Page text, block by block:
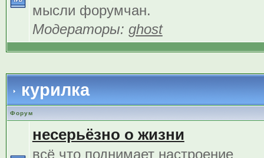
мысли форумчан.
Модераторы: ghost
курилка
Форум
несерьёзно о жизни
всё что поднимает настроение